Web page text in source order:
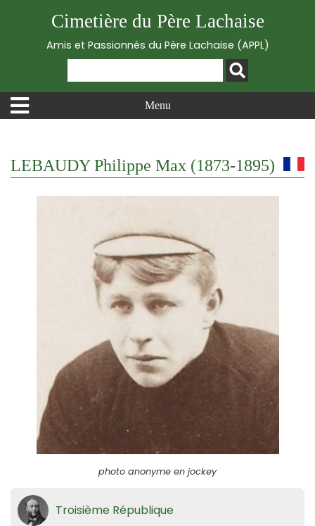
Cimetière du Père Lachaise
Amis et Passionnés du Père Lachaise (APPL)
Menu
LEBAUDY Philippe Max (1873-1895)
photo anonyme en jockey
Troisième République